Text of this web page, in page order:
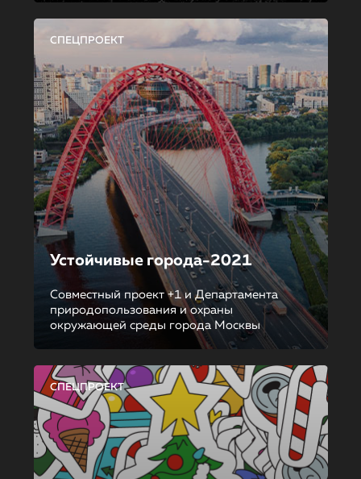
СПЕЦПРОЕКТ
Устойчивые города-2021
Совместный проект +1 и Департамента
природопользования и охраны
окружающей среды города Москвы
СПЕЦПРОЕКТ